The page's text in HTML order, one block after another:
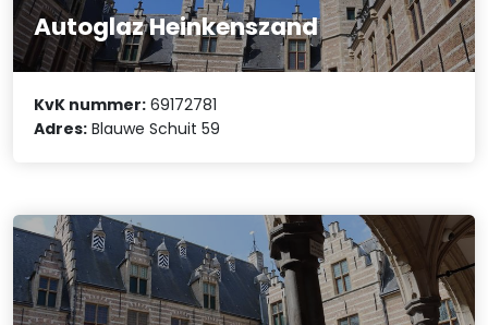
Autoglaz Heinkenszand
KvK nummer: 69172781
Adres: Blauwe Schuit 59